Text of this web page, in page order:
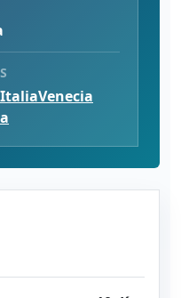
ItaliaVenecia